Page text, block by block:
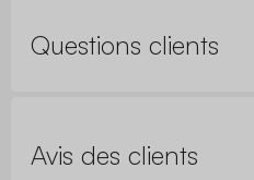
Questions clients
Avis des clients